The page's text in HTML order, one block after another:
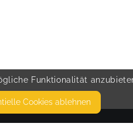
Funktionalität
Cookies ablehnen